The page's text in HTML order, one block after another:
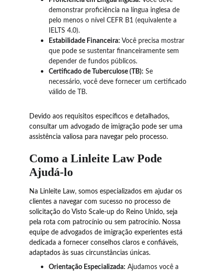
demonstrar proficiência na língua inglesa de
pelo menos o nível CEFR B1 (equivalente a
IELTS 4.0).
Estabilidade Financeira: Você precisa mostrar
que pode se sustentar financeiramente sem
depender de fundos públicos.
Certificado de Tuberculose (TB): Se
necessário, você deve fornecer um certificado
válido de TB.
Devido aos requisitos específicos e detalhados,
consultar um advogado de imigração pode ser uma
assistência valiosa para navegar pelo processo.
Como a Linleite Law Pode
Ajudá-lo
Na Linleite Law, somos especializados em ajudar os
clientes a navegar com sucesso no processo de
solicitação do Visto Scale-up do Reino Unido, seja
pela rota com patrocínio ou sem patrocínio. Nossa
equipe de advogados de imigração experientes está
dedicada a fornecer conselhos claros e confiáveis,
adaptados às suas circunstâncias únicas.
Orientação Especializada: Ajudamos você a